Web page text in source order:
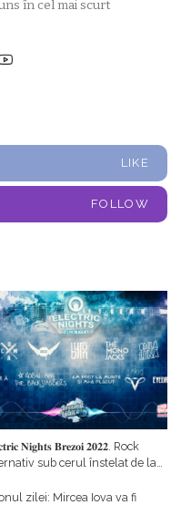
în cel mai scurt
LIKE
FOLLOW
𝐍𝐢𝐠𝐡𝐭𝐬 𝐁𝐫𝐞𝐳𝐨𝐢 𝟐𝟎𝟐𝟐. Rock
sub cerul înstelat de la
zilei: Mircea Iova va fi